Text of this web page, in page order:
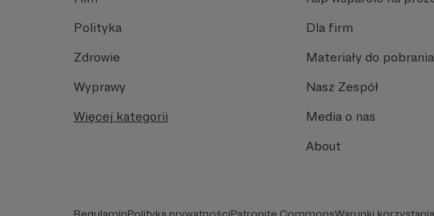
Polityka
Zdrowie
Wyprawy
Więcej kategorii
Dla firm
Materiały do pobrania
Nasz Zespół
Media o nas
About
RegulaminPolityka prywatnościPatronite CommonsWarunki